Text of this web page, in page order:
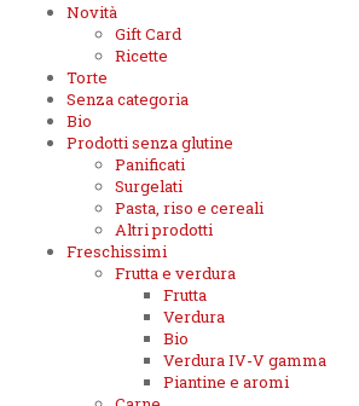
Novità
Gift Card
Ricette
Torte
Senza categoria
Bio
Prodotti senza glutine
Panificati
Surgelati
Pasta, riso e cereali
Altri prodotti
Freschissimi
Frutta e verdura
Frutta
Verdura
Bio
Verdura IV-V gamma
Piantine e aromi